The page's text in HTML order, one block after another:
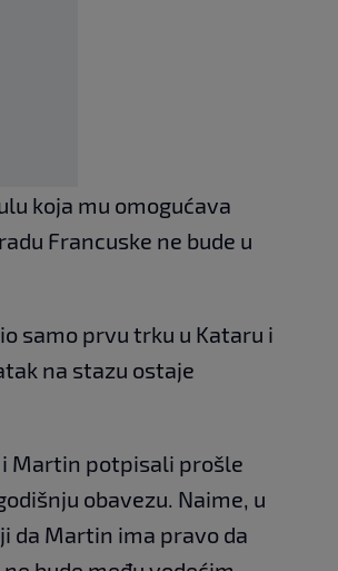
koja mu omogućava
Francuske ne bude u
samo prvu trku u Kataru i
na stazu ostaje
Martin potpisali prošle
obavezu. Naime, u
da Martin ima pravo da